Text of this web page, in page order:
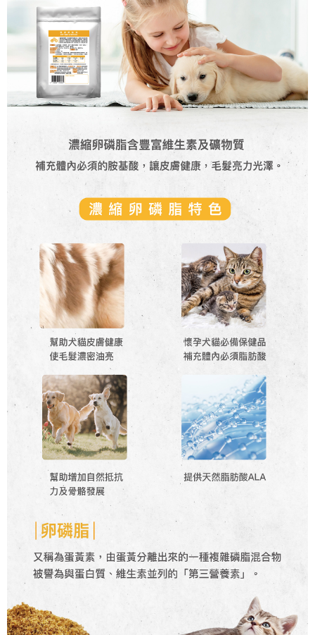
每筆NT$60，滿NT$1,000(含以上)免運費
每筆NT$90，滿NT$1,500(含以上)免運費
離島宅配(澎湖、金門、小琉球、綠島、馬祖、蘭嶼)
每筆NT$125，滿NT$2,000(含以上)免運費